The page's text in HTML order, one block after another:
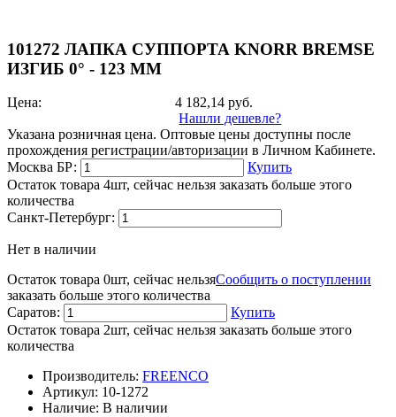
101272 ЛАПКА СУППОРТА KNORR BREMSE
ИЗГИБ 0° - 123 MM
Цена: 4 182,14руб.
Нашли дешевле?
Указана розничная цена. Оптовые цены доступны после
прохождения регистрации/авторизации в Личном Кабинете.
Москва БР:
Купить
Остаток товара 4шт, сейчас нельзя заказать больше этого
количества
Санкт-Петербург:
Нет в наличии
Сообщить о поступлении
Остаток товара 0шт, сейчас нельзя
заказать больше этого количества
Саратов:
Купить
Остаток товара 2шт, сейчас нельзя заказать больше этого
количества
Производитель: FREENCO
Артикул: 10-1272
Наличие: В наличии